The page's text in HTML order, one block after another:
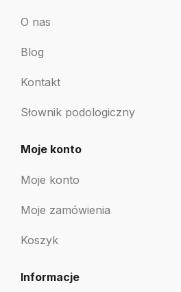
O nas
Blog
Kontakt
Słownik podologiczny
Moje konto
Moje konto
Moje zamówienia
Koszyk
Informacje